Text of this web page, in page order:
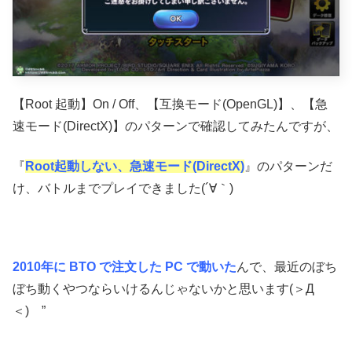
【Root 起動】On / Off、【互換モード(OpenGL)】、【急
速モード(DirectX)】のパターンで確認してみたんですが、
『 Root起動しない、急速モード(DirectX) 』のパターンだ
け、バトルまでプレイできました(´∀｀)
2010年に BTO で注文した PC で動いたんで、最近のぼち
ぼち動くやつならいけるんじゃないかと思います(＞Д
＜)ゝ”